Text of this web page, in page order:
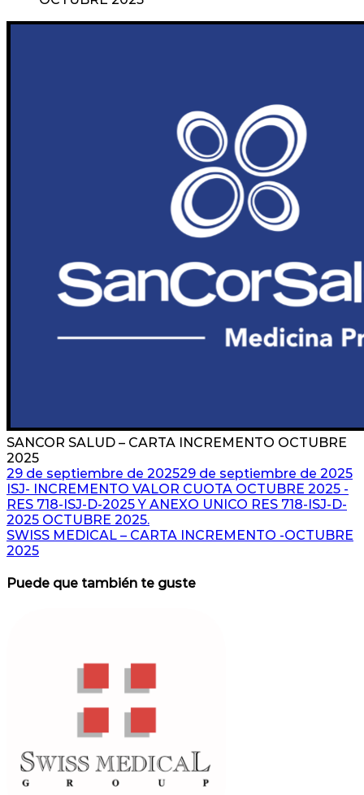
SANCOR SALUD – CARTA INCREMENTO OCTUBRE
2025
29 de septiembre de 202529 de septiembre de 2025
Navegación
de
entradas
ISJ- INCREMENTO VALOR CUOTA OCTUBRE 2025 -
RES 718-ISJ-D-2025 Y ANEXO UNICO RES 718-ISJ-D-
2025 OCTUBRE 2025.
SWISS MEDICAL – CARTA INCREMENTO -OCTUBRE
2025
Puede que también te guste